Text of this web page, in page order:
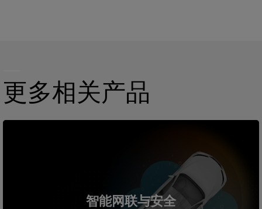
更多相关产品
智能网联与安全